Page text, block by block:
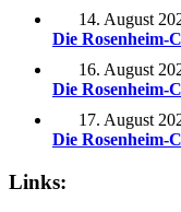
14. August
Die Rosenheim-
16. August
Die Rosenheim-
17. August
Die Rosenheim-
Links: